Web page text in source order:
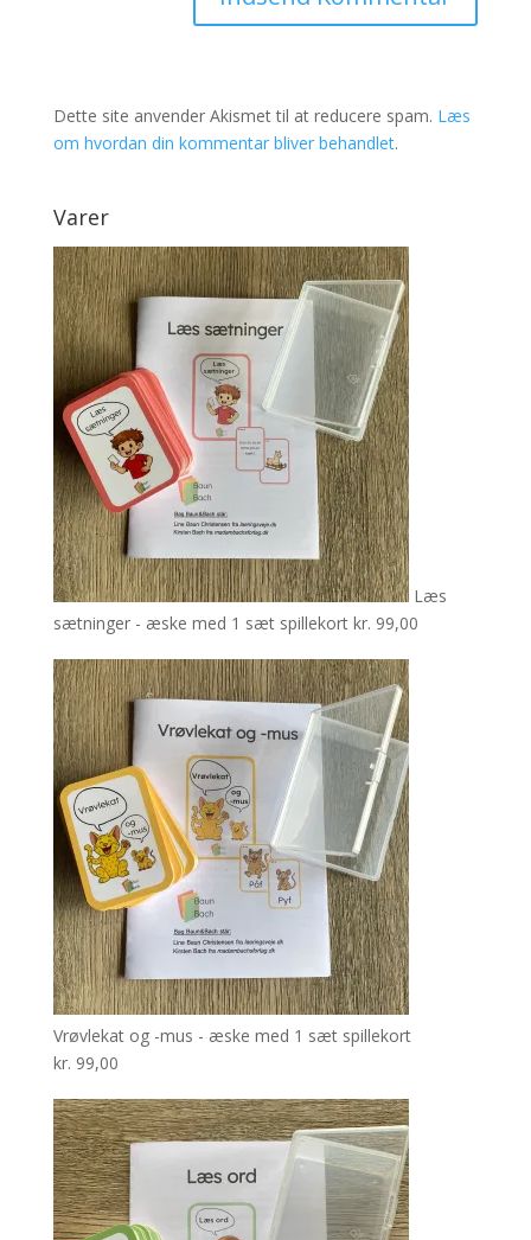
Dette site anvender Akismet til at reducere spam. Læs
om hvordan din kommentar bliver behandlet.
Varer
Læs
sætninger - æske med 1 sæt spillekort kr. 99,00
Vrøvlekat og -mus - æske med 1 sæt spillekort
kr. 99,00